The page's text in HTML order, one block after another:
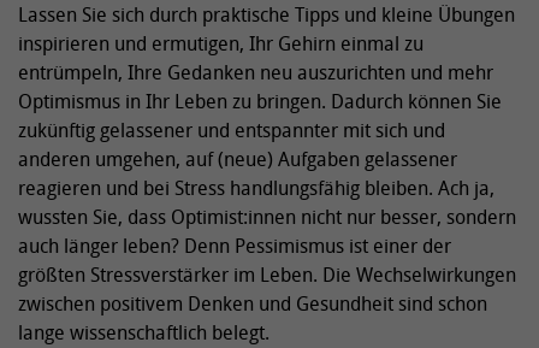
Lassen Sie sich durch praktische Tipps und kleine Übungen
inspirieren und ermutigen, Ihr Gehirn einmal zu
entrümpeln, Ihre Gedanken neu auszurichten und mehr
Optimismus in Ihr Leben zu bringen. Dadurch können Sie
zukünftig gelassener und entspannter mit sich und
anderen umgehen, auf (neue) Aufgaben gelassener
reagieren und bei Stress handlungsfähig bleiben. Ach ja,
wussten Sie, dass Optimist:innen nicht nur besser, sondern
auch länger leben? Denn Pessimismus ist einer der
größten Stressverstärker im Leben. Die Wechselwirkungen
zwischen positivem Denken und Gesundheit sind schon
lange wissenschaftlich belegt.